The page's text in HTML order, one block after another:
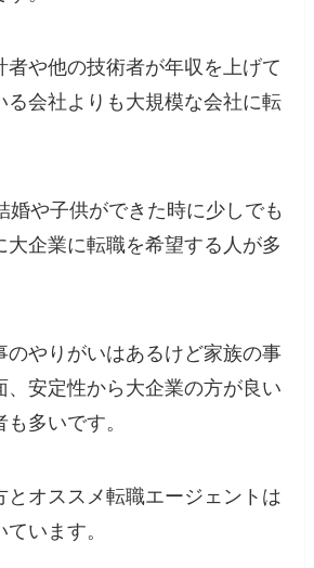
者や他の技術者が年収を上げて
る会社よりも大規模な会社に転
婚や子供ができた時に少しでも
大企業に転職を希望する人 が多
のやりがいはあるけど家族の事
、安定性から大企業の方が良い
多いです。
とオススメ転職エージェントは
います。